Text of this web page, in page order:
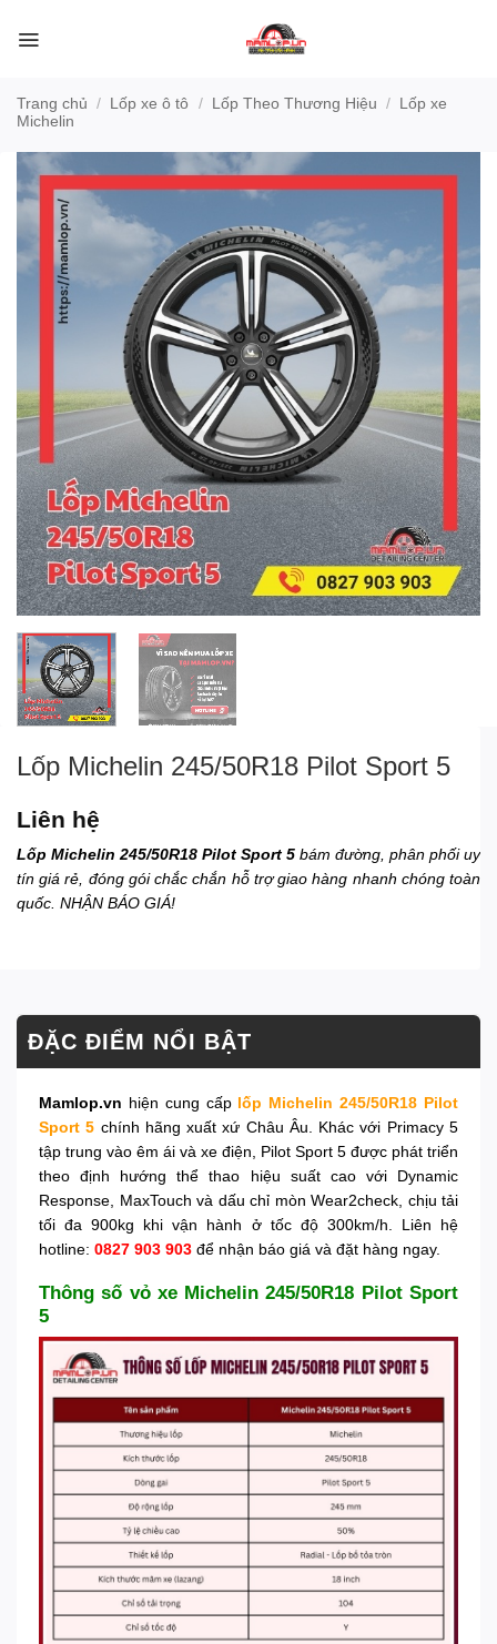
qua
Trang chủ / Lốp xe ô tô / Lốp Theo Thương Hiệu / Lốp xe
Michelin
Lốp Michelin 245/50R18 Pilot Sport 5
Liên hệ
Lốp Michelin 245/50R18 Pilot Sport 5 bám đường, phân phối uy
tín giá rẻ, đóng gói chắc chắn hỗ trợ giao hàng nhanh chóng toàn
quốc. NHẬN BÁO GIÁ!
ĐẶC ĐIỂM NỔI BẬT
Mamlop.vn hiện cung cấp lốp Michelin 245/50R18 Pilot
Sport 5 chính hãng xuất xứ Châu Âu. Khác với Primacy 5
tập trung vào êm ái và xe điện, Pilot Sport 5 được phát triển
theo định hướng thể thao hiệu suất cao với Dynamic
Response, MaxTouch và dấu chỉ mòn Wear2check, chịu tải
tối đa 900kg khi vận hành ở tốc độ 300km/h. Liên hệ
hotline: 0827 903 903 để nhận báo giá và đặt hàng ngay.
Thông số vỏ xe Michelin 245/50R18 Pilot Sport
5